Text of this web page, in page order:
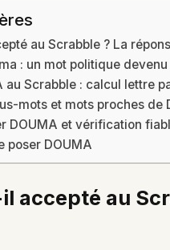
au Scrabble ? La
: un mot politique
au Scrabble : calcul lettre
mots et mots proches de
DOUMA et vérification
poser DOUMA
accepté au